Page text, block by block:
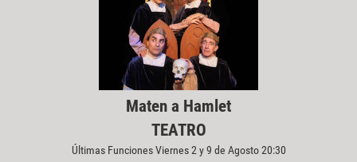
Maten a Hamlet
TEATRO
Últimas Funciones Viernes 2 y 9 de Agosto 20:30